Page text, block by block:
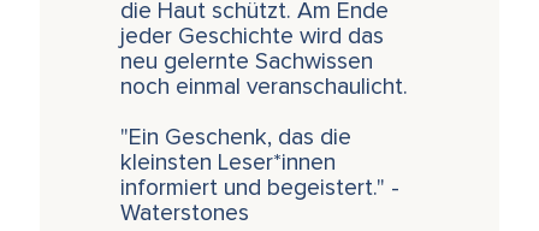
die Haut schützt. Am Ende
jeder Geschichte wird das
neu gelernte Sachwissen
noch einmal veranschaulicht.
"Ein Geschenk, das die
kleinsten Leser*innen
informiert und begeistert." -
Waterstones